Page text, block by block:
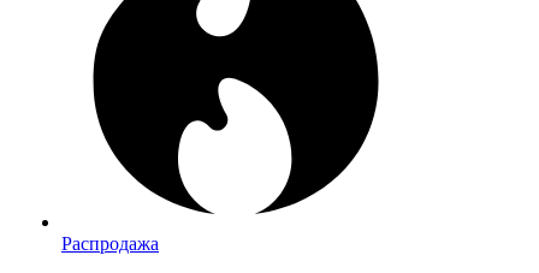
Распродажа